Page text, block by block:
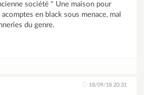
société " Une maison pour
en black sous menace, mal
du genre.
18/09/18 20:31